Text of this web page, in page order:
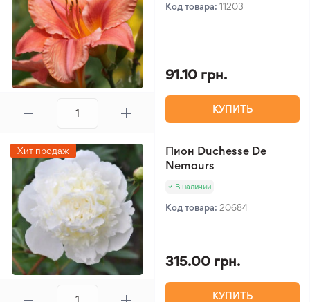
Код товара: 11203
91.10 грн.
КУПИТЬ
Хит продаж
Пион Duchesse De
Nemours
В наличии
Код товара: 20684
315.00 грн.
КУПИТЬ